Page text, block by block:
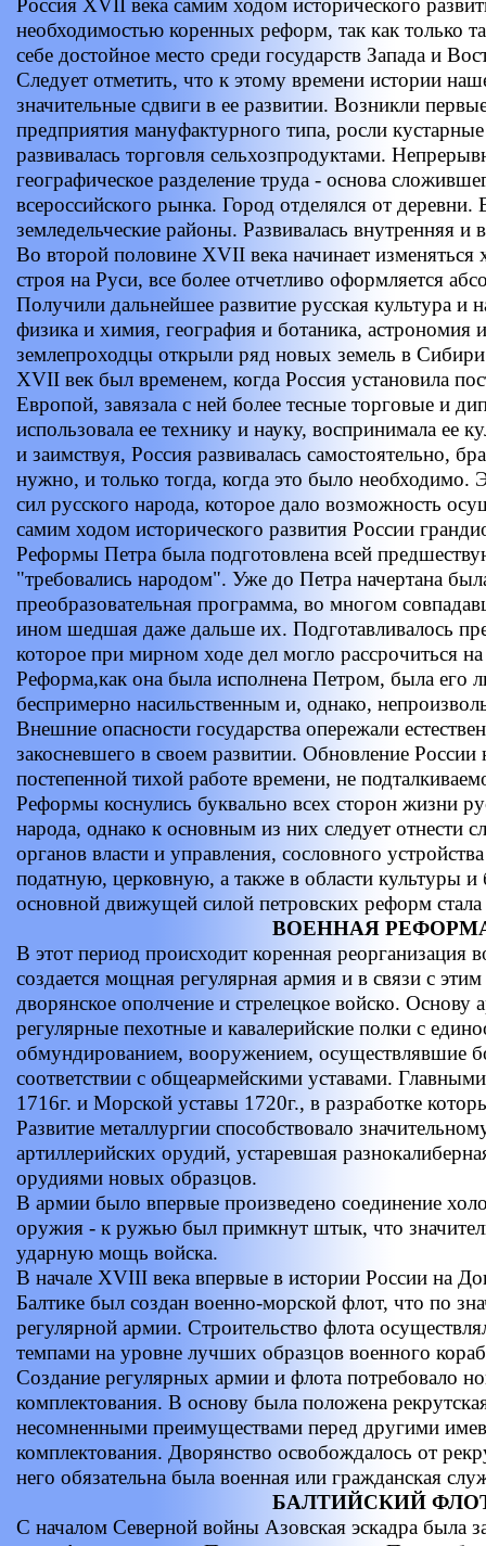
Россия XVII века самим ходом исторического
необходимостью коренных реформ, так как только
себе достойное место среди государств Запада и
Следует отметить, что к этому времени истории
значительные сдвиги в ее развитии. Возникли
предприятия мануфактурного типа, росли
развивалась торговля сельхозпродуктами.
географическое разделение труда - основа
всероссийского рынка. Город отделялся от
земледельческие районы. Развивалась внутренняя и
Во второй половине XVII века начинает изменяться
строя на Руси, все более отчетливо оформляется
Получили дальнейшее развитие русская культура и
физика и химия, география и ботаника, астрономия
землепроходцы открыли ряд новых земель в
XVII век был временем, когда Россия установила
Европой, завязала с ней более тесные торговые и
использовала ее технику и науку, воспринимала ее
и заимствуя, Россия развивалась самостоятельно,
нужно, и только тогда, когда это было необходимо.
сил русского народа, которое дало возможность
самим ходом исторического развития России
Реформы Петра была подготовлена всей
"требовались народом". Уже до Петра начертана
преобразовательная программа, во многом
ином шедшая даже дальше их. Подготавливалось
которое при мирном ходе дел могло рассрочиться
Реформа,как она была исполнена Петром, была его
беспримерно насильственным и, однако,
Внешние опасности государства опережали
закосневшего в своем развитии. Обновление России
постепенной тихой работе времени, не
Реформы коснулись буквально всех сторон жизни
народа, однако к основным из них следует
органов власти и управления, сословного
податную, церковную, а также в области культуры и
основной движущей силой петровских реформ стала
ВОЕННАЯ
В этот период происходит коренная
создается мощная регулярная армия и в связи с
дворянское ополчение и стрелецкое войско. Основу
регулярные пехотные и кавалерийские полки с
обмундированием, вооружением, осуществлявшие
соответствии с общеармейскими уставами.
1716г. и Морской уставы 1720г., в разработке
Развитие металлургии способствовало
артиллерийских орудий, устаревшая
орудиями новых образцов.
В армии было впервые произведено соединение
оружия - к ружью был примкнут штык, что
ударную мощь войска.
В начале XVIII века впервые в истории России на
Балтике был создан военно-морской флот, что по
регулярной армии. Строительство флота
темпами на уровне лучших образцов военного
Создание регулярных армии и флота потребовало
комплектования. В основу была положена
несомненными преимуществами перед другими
комплектования. Дворянство освобождалось от
него обязательна была военная или гражданская
БАЛТИЙСКИЙ
С началом Северной войны Азовская эскадра была